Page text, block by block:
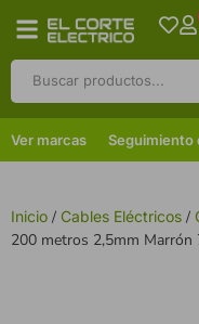
Ver marcas Seguimiento
Inicio / Cables Eléctricos /
200 metros 2,5mm